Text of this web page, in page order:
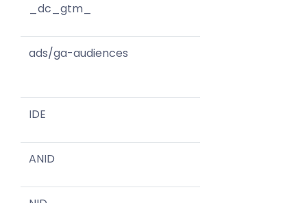
_dc_gtm_
ads/ga-audiences
IDE
ANID